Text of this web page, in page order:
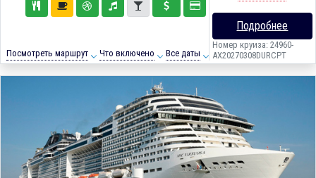
Посмотреть маршрут Что включено Все даты
Подробнее
Номер круиза: 24960-
AX20270308DURCPT